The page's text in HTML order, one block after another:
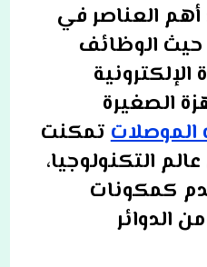
أهم العناصر في
حيث الوظائف
الصغيرة
الموصلاتتمكنت
التكنولوجيا،
كمكونات
الدوائر